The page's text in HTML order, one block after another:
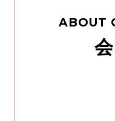
ABOUT